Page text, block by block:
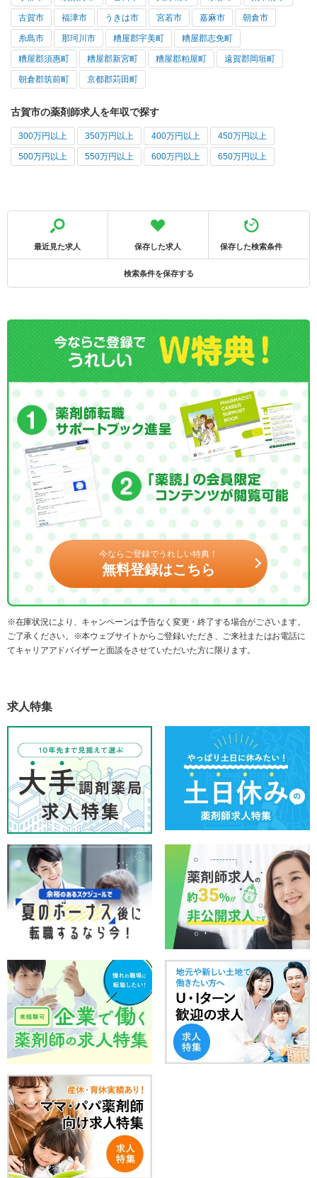
古賀市 福津市 うきは市 宮若市 嘉麻市 朝倉市
糸島市 那珂川市 糟屋郡宇美町 糟屋郡志免町
糟屋郡須惠町 糟屋郡新宮町 糟屋郡粕屋町 遠賀郡岡垣町
朝倉郡筑前町 京都郡苅田町
古賀市の薬剤師求人を年収で探す
300万円以上 350万円以上 400万円以上 450万円以上
500万円以上 550万円以上 600万円以上 650万円以上
最近見た求人 保存した求人 保存した検索条件
検索条件を保存する
今ならご登録でうれしい特典！
無料登録はこちら
※在庫状況により、キャンペーンは予告なく変更・終了する場合がございます。
ご了承ください。※本ウェブサイトからご登録いただき、ご来社またはお電話に
てキャリアアドバイザーと面談をさせていただいた方に限ります。
求人特集